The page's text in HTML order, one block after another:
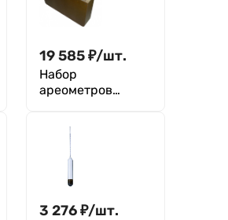
19 585₽/шт.
Набор
ареометров
3 276₽/шт.